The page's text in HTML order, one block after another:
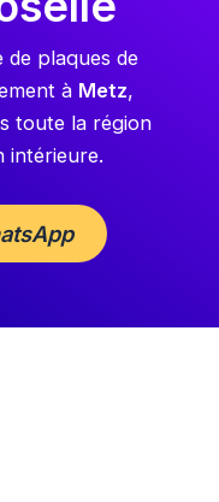
de plaques de
à Metz,
toute la région
intérieure.